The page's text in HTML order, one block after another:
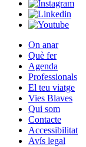
On anar
Què fer
Agenda
Professionals
El teu viatge
Vies Blaves
Qui som
Contacte
Accessibilitat
Avís legal